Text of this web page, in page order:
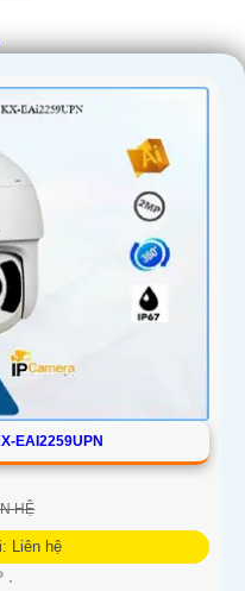
EAI2259UPN
HỆ
Liên hệ
.